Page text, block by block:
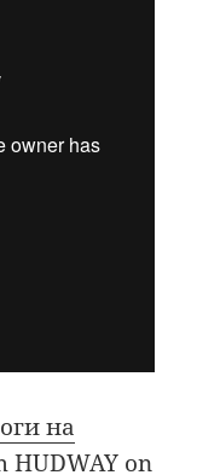
на
HUDWAY on